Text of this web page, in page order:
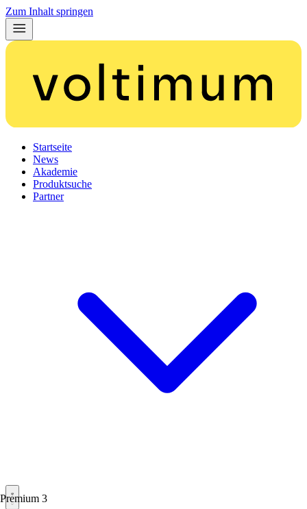
Zum Inhalt springen
Startseite
News
Akademie
Produktsuche
Partner
Premium 3